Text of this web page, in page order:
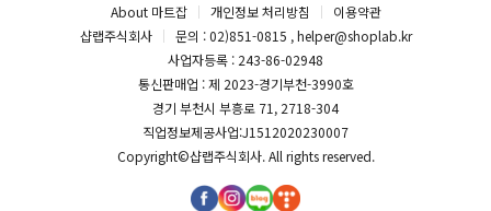
About 마트잡 개인정보 처리방침
이용약관
샵랩주식회사
문의 : 02)851-0815 , helper@shoplab.kr
사업자등록 : 243-86-02948
통신판매업 : 제 2023-경기부천-3990호
경기 부천시 부흥로 71, 2718-304
직업정보제공사업:J1512020230007
Copyright©샵랩주식회사. All rights reserved.